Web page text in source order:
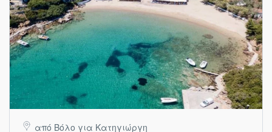
από Βόλο για Κατηγιώργη